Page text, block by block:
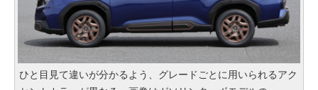
ひと目見て違いが分かるよう、グレードごとに用いられるアク